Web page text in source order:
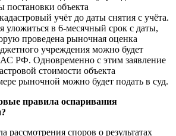
объекта
учёт до даты снятия с учёта.
уложиться в 6-месячный срок с даты,
проведена рыночная оценка
учреждения можно будет
РФ. Одновременно с этим заявление
стоимости объекта
рыночной можно будет подать в суд.
правила оспаривания
рассмотрения споров о результатах